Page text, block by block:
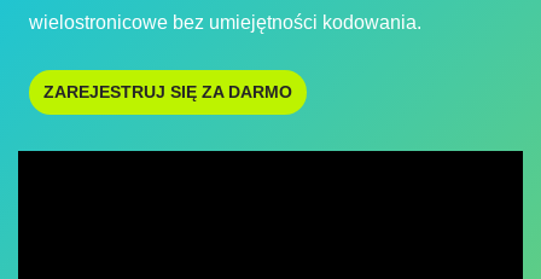
wielostronicowe bez umiejętności kodowania.
ZAREJESTRUJ SIĘ ZA DARMO